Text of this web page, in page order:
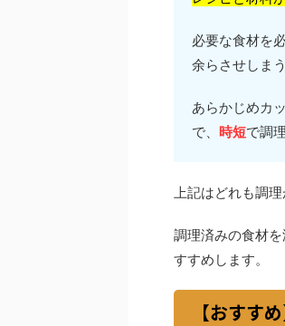
必要な食材を
余らさせしま
あらかじめカ
で、 時短で調
上記はどれも調理
調理済みの食材
すすめします。
【おすす